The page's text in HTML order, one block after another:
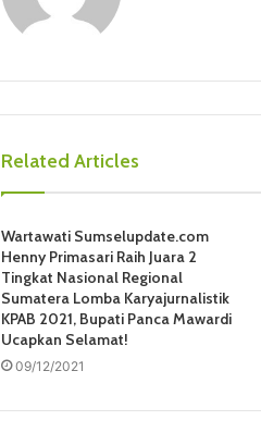
Related Articles
Wartawati Sumselupdate.com
Henny Primasari Raih Juara 2
Tingkat Nasional Regional
Sumatera Lomba Karyajurnalistik
KPAB 2021, Bupati Panca Mawardi
Ucapkan Selamat!
09/12/2021